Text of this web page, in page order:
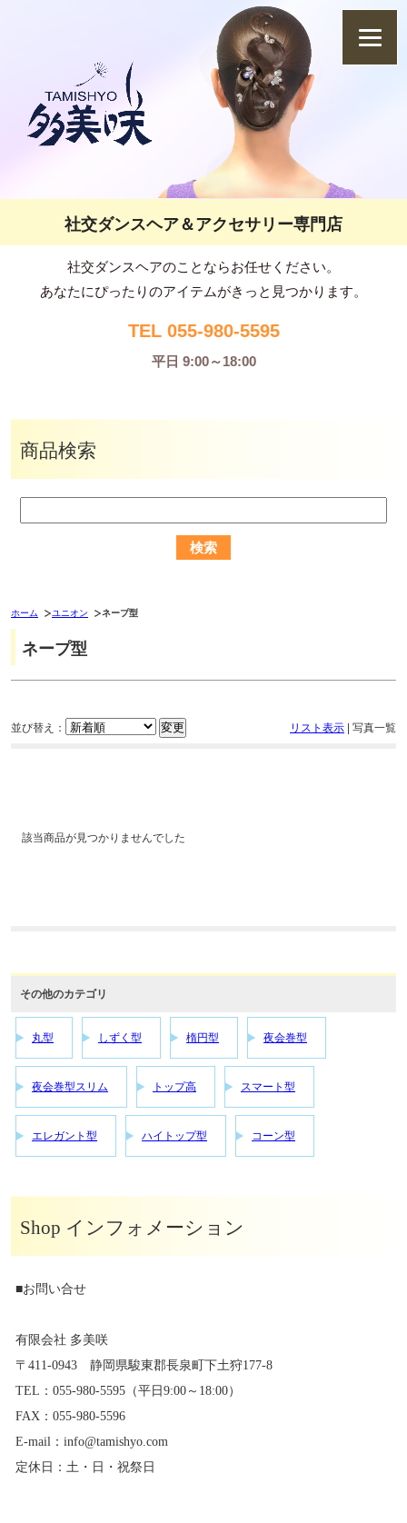
社交ダンスヘア＆アクセサリー専門店
社交ダンスヘアのことならお任せください。
あなたにぴったりのアイテムがきっと見つかります。
TEL 055-980-5595
平日 9:00～18:00
商品検索
ホーム ユニオン ネープ型
ネープ型
リスト表示 写真一覧
並び替え：
該当商品が見つかりませんでした
その他のカテゴリ
丸型 しずく型 楕円型 夜会巻型
夜会巻型スリム トップ高 スマート型
エレガント型 ハイトップ型 コーン型
Shop インフォメーション
■お問い合せ
有限会社 多美咲
〒411-0943 静岡県駿東郡長泉町下土狩177-8
TEL：055-980-5595（平日9:00～18:00）
FAX：055-980-5596
E-mail：info@tamishyo.com
定休日：土・日・祝祭日